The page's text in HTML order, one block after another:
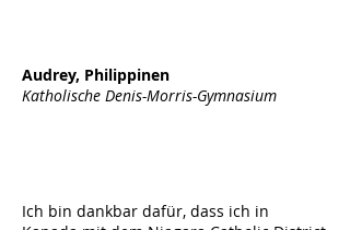
Audrey, Philippinen
Katholische Denis-Morris-Gymnasium
Ich bin dankbar dafür, dass ich in